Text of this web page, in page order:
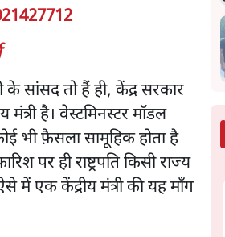
सांसद तो हैं ही, केंद्र सरकार
मंत्री है। वेस्टमिनस्टर मॉडल
भी फ़ैसला सामूहिक होता है
पर ही राष्ट्रपति किसी राज्य
में एक केंद्रीय मंत्री की यह माँग